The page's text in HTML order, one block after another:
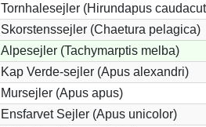
Tornhalesejler (Hirundapus
Skorstenssejler (Chaetura pelagica)
Alpesejler (Tachymarptis melba)
Kap Verde-sejler (Apus alexandri)
Mursejler (Apus apus)
Ensfarvet Sejler (Apus unicolor)